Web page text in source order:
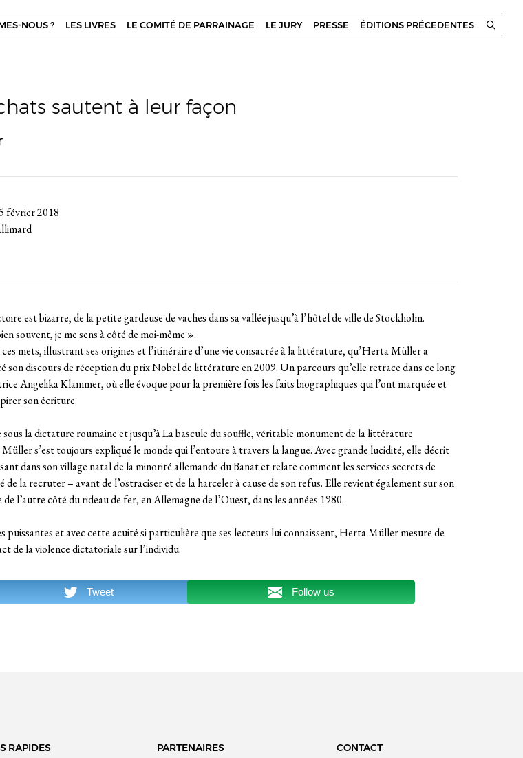
NOUS ? LES LIVRES LE COMITÉ DE PARRAINAGE LE JURY PRESSE ÉDITIONS PRÉCEDENTES
sautent à leur façon
février 2018
est bizarre, de la petite gardeuse de vaches dans sa vallée jusqu’à l’hôtel de ville de Stockholm.
souvent, je me sens à côté de moi-même ».
ces mets, illustrant ses origines et l’itinéraire d’une vie consacrée à la littérature, qu’Herta Müller a
son discours de réception du prix Nobel de littérature en 2009. Un parcours qu’elle retrace dans ce long
Angelika Klammer, où elle évoque pour la première fois les faits biographiques qui l’ont marquée et
son écriture.
la dictature roumaine et jusqu’à La bascule du souffle, véritable monument de la littérature
s’est toujours expliqué le monde qui l’entoure à travers la langue. Avec grande lucidité, elle décrit
dans son village natal de la minorité allemande du Banat et relate comment les services secrets de
de la recruter – avant de l’ostraciser et de la harceler à cause de son refus. Elle revient également sur son
l’autre côté du rideau de fer, en Allemagne de l’Ouest, dans les années 1980.
puissantes et avec cette acuité si particulière que ses lecteurs lui connaissent, Herta Müller mesure de
de la violence dictatoriale sur l’individu.
Tweet Follow us
RAPIDES PARTENAIRES CONTACT